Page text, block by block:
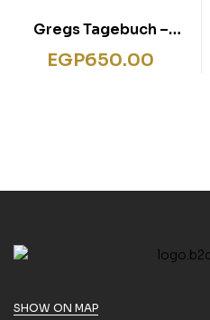
Gregs Tagebuch –
Band 3 und 4:
Doppelband
EGP650.00
SHOW ON MAP